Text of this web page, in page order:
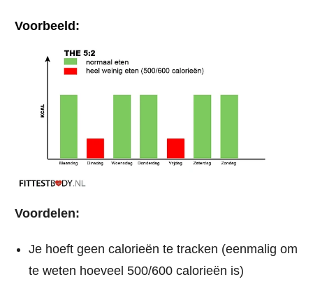
Voorbeeld:
Voordelen:
Je hoeft geen calorieën te tracken (eenmalig om
te weten hoeveel 500/600 calorieën is)